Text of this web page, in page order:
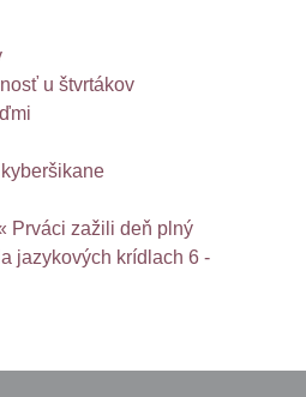
u štvrtákov
Prváci zažili deň plný
jazykových krídlach 6 -